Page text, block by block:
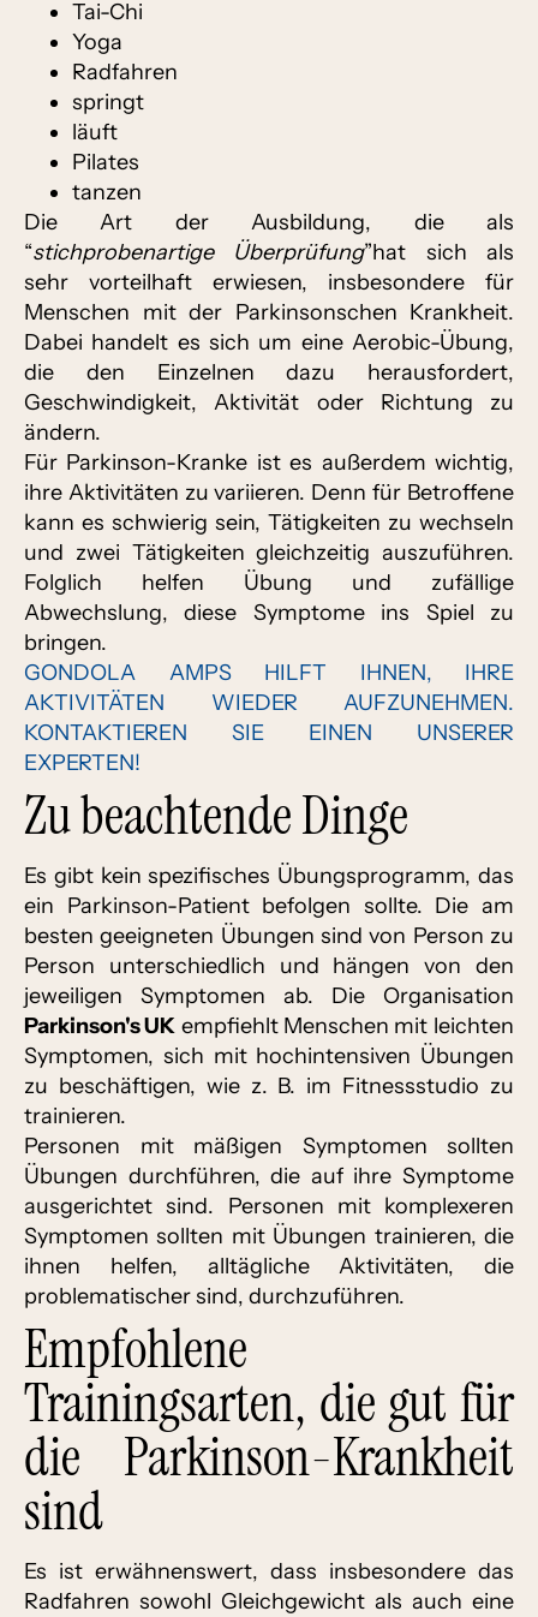
Tai-Chi
Yoga
Radfahren
springt
läuft
Pilates
tanzen
Die Art der Ausbildung, die als
“stichprobenartige Überprüfung”hat sich als
sehr vorteilhaft erwiesen, insbesondere für
Menschen mit der Parkinsonschen Krankheit.
Dabei handelt es sich um eine Aerobic-Übung,
die den Einzelnen dazu herausfordert,
Geschwindigkeit, Aktivität oder Richtung zu
ändern.
Für Parkinson-Kranke ist es außerdem wichtig,
ihre Aktivitäten zu variieren. Denn für Betroffene
kann es schwierig sein, Tätigkeiten zu wechseln
und zwei Tätigkeiten gleichzeitig auszuführen.
Folglich helfen Übung und zufällige
Abwechslung, diese Symptome ins Spiel zu
bringen.
GONDOLA AMPS HILFT IHNEN, IHRE
AKTIVITÄTEN WIEDER AUFZUNEHMEN.
KONTAKTIEREN SIE EINEN UNSERER
EXPERTEN!
Zu beachtende Dinge
Es gibt kein spezifisches Übungsprogramm, das
ein Parkinson-Patient befolgen sollte. Die am
besten geeigneten Übungen sind von Person zu
Person unterschiedlich und hängen von den
jeweiligen Symptomen ab. Die Organisation
Parkinson's UK empfiehlt Menschen mit leichten
Symptomen, sich mit hochintensiven Übungen
zu beschäftigen, wie z. B. im Fitnessstudio zu
trainieren.
Personen mit mäßigen Symptomen sollten
Übungen durchführen, die auf ihre Symptome
ausgerichtet sind. Personen mit komplexeren
Symptomen sollten mit Übungen trainieren, die
ihnen helfen, alltägliche Aktivitäten, die
problematischer sind, durchzuführen.
Empfohlene
Trainingsarten, die gut für
die Parkinson-Krankheit
sind
Es ist erwähnenswert, dass insbesondere das
Radfahren sowohl Gleichgewicht als auch eine